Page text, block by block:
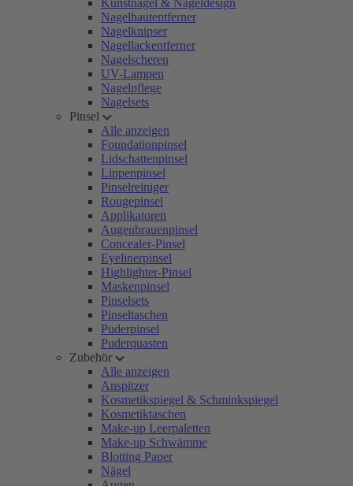
Kunstnägel & Nageldesign
Nagelhautentferner
Nagelknipser
Nagellackentferner
Nagelscheren
UV-Lampen
Nagelpflege
Nagelsets
Pinsel
Alle anzeigen
Foundationpinsel
Lidschattenpinsel
Lippenpinsel
Pinselreiniger
Rougepinsel
Applikatoren
Augenbrauenpinsel
Concealer-Pinsel
Eyelinerpinsel
Highlighter-Pinsel
Maskenpinsel
Pinselsets
Pinseltaschen
Puderpinsel
Puderquasten
Zubehör
Alle anzeigen
Anspitzer
Kosmetikspiegel & Schminkspiegel
Kosmetiktaschen
Make-up Leerpaletten
Make-up Schwämme
Blotting Paper
Nägel